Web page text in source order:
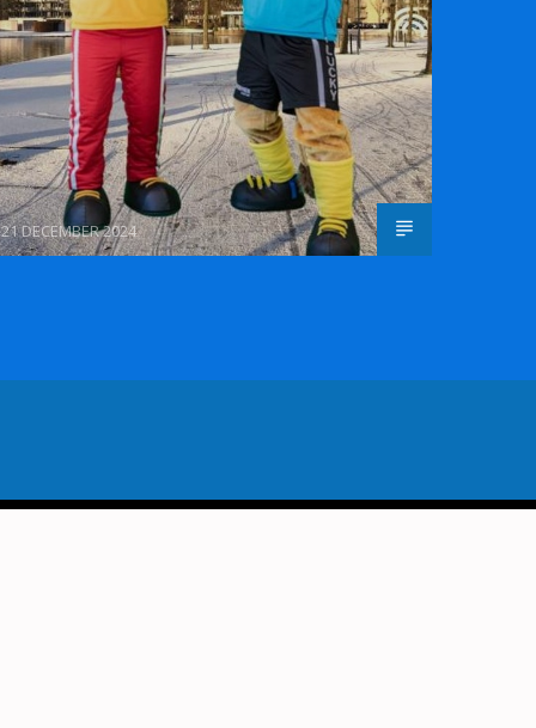
21 DECEMBER 2024